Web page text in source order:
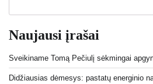
Naujausi įrašai
Sveikiname Tomą Pečiulį sėkmingai
Didžiausias dėmesys: pastatų energinio